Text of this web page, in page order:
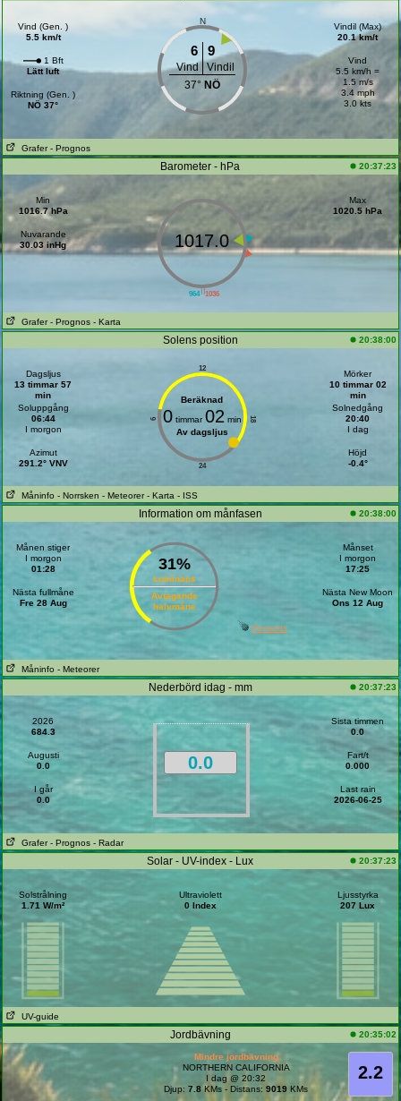
Vind (Gen. )
5.5 km/t
1 Bft
Lätt luft
Riktning (Gen. )
NÖ 37°
N
6 9
Vind
Vindil
37° NÖ
Vindil (Max)
20.1 km/t
Vind
5.5 km/h =
1.5 m/s
3.4 mph
3.0 kts
Grafer - Prognos
Barometer - hPa 20:37:23
Min
1016.7 hPa
Nuvarande
30.03 inHg
||
964 1036
1017.0
Max
1020.5 hPa
Grafer - Prognos - Karta
Solens position 20:38:00
Dagsljus
13 timmar 57
min
Soluppgång
06:44
I morgon
Azimut
291.2° VNV
12
24
6 18
Beräknad
0timmar02 min
Av dagsljus
Mörker
10 timmar 02
min
Solnedgång
20:40
I dag
Höjd
-0.4°
Måninfo - Norrsken - Meteorer - Karta - ISS
Information om månfasen 20:38:00
Månen stiger
I morgon
01:28
Nästa fullmåne
Fre 28 Aug
31%
Luminans
Avtagande
halvmåne
Månset
I morgon
17:25
Nästa New Moon
Ons 12 Aug
Perseids
Måninfo - Meteorer
Nederbörd idag - mm 20:37:23
2026
684.3
Augusti
0.0
I går
0.0
0.0
Sista timmen
0.0
Fart/t
0.000
Last rain
2026-06-25
Grafer - Prognos - Radar
Solar - UV-index - Lux 20:37:23
Solstrålning
1.71 W/m²
Ultraviolett
0 Index
Ljusstyrka
207 Lux
UV-guide
Jordbävning 20:35:02
2.2
Mindre jordbävning
NORTHERN CALIFORNIA
I dag @ 20:32
Djup:7.8 KMs - Distans:9019 KMs